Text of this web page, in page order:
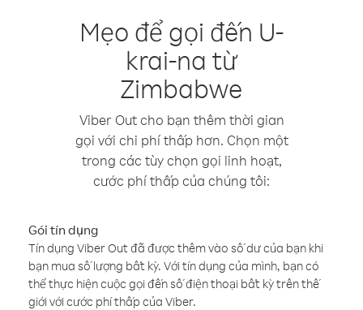
Mẹo để gọi đến U-
krai-na từ
Zimbabwe
Viber Out cho bạn thêm thời gian
gọi với chi phí thấp hơn. Chọn một
trong các tùy chọn gọi linh hoạt,
cước phí thấp của chúng tôi:
Gói tín dụng
Tín dụng Viber Out đã được thêm vào số dư của bạn khi
bạn mua số lượng bất kỳ. Với tín dụng của mình, bạn có
thể thực hiện cuộc gọi đến số điện thoại bất kỳ trên thế
giới với cước phí thấp của Viber.